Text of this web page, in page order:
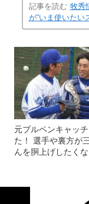
記事を読む 牧秀
が“いま使いたい
元ブルペンキャッ
た！ 選手や裏方が
んを胴上げしたく